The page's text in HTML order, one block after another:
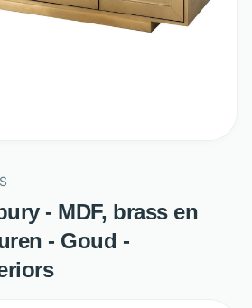
- MDF, brass en
- Goud -